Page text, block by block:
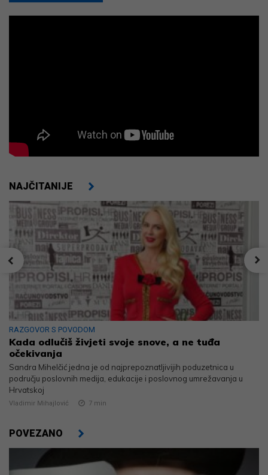
NAJČITANIJE
RAZGOVOR S POVODOM
Kada odlučiš živjeti svoje snove, a ne tuđa
očekivanja
Sandra Mihelčić jedna je od najprepoznatljivijih poduzetnica u
području poslovnih medija, edukacije i poslovnog umrežavanja u
Hrvatskoj
Vladimir Mihajlović 7 min
POVEZANO